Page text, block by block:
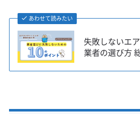
と同じ感覚でエアコンを使
いう間に内部がカビだらけに
も珍しくありません。
ーブですが、そこから出る
あわせて読みたい
失敗しないエ
業者の選び方